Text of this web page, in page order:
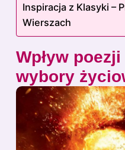
Inspiracja z Klasyki –
Wierszach
Wpływ
wybory